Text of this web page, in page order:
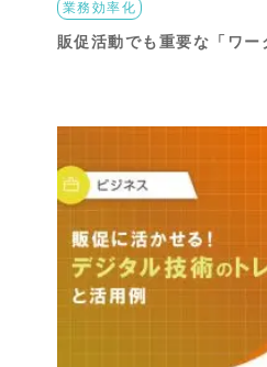
業務効率化
販促活動でも重要な「ワー